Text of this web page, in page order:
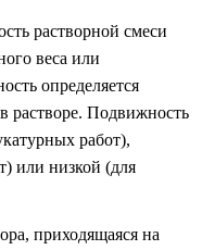
растворной смеси
веса или
определяется
растворе. Подвижность
работ),
или низкой (для
приходящаяся на